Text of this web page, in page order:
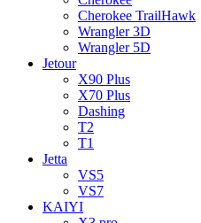
Cherokee TrailHawk
Wrangler 3D
Wrangler 5D
Jetour
X90 Plus
X70 Plus
Dashing
T2
T1
Jetta
VS5
VS7
KAIYI